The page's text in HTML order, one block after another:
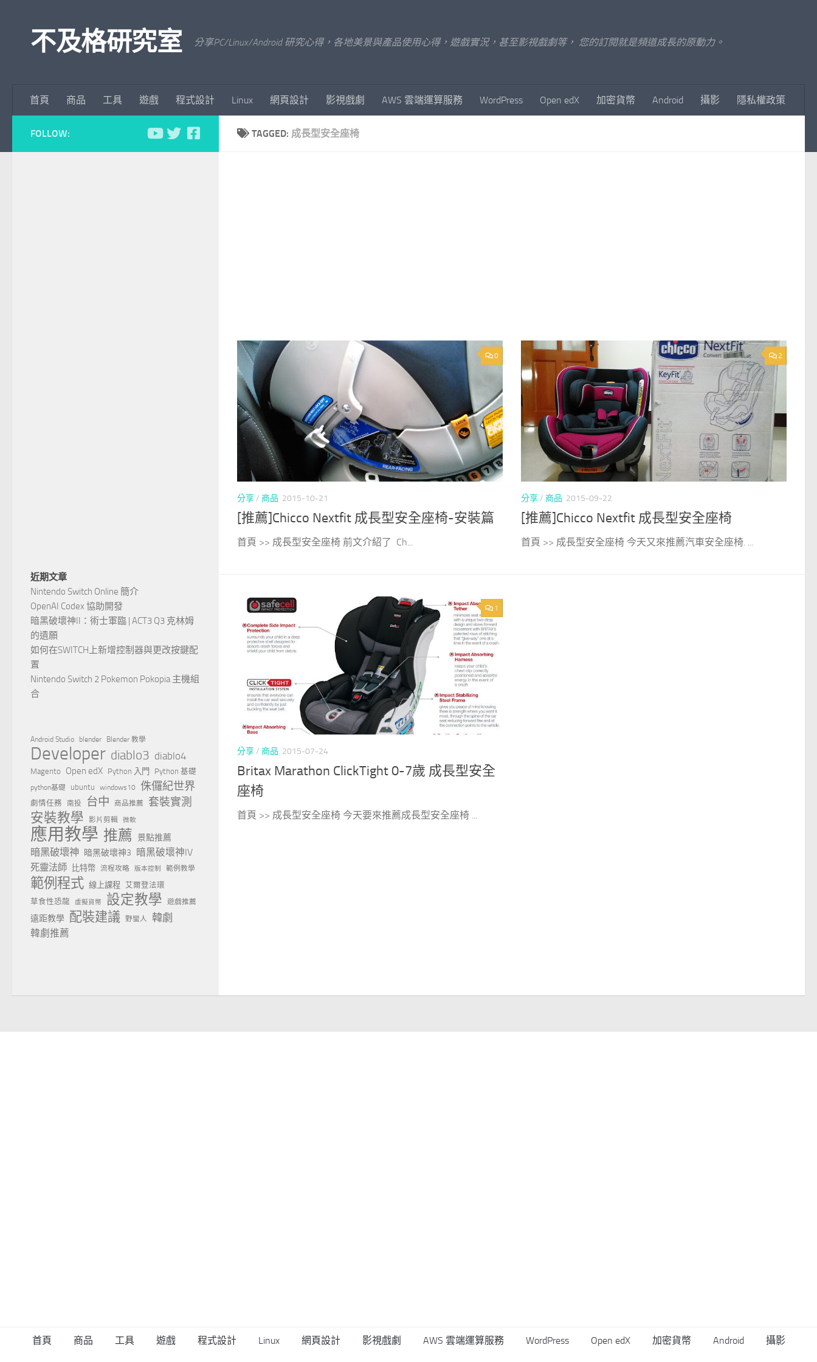
不及格研究室 分享PC/Linux/Android 研究心得，各地美景與產品使用心得，遊戲實況，甚至影視戲劇等， 您的訂閱就是頻道成長的原動力。
首頁 商品 工具 遊戲 程式設計 Linux 網頁設計 影視戲劇 AWS 雲端運算服務 WordPress Open edX 加密貨幣 Android 攝影 隱私權政策
TAGGED: 成長型安全座椅
0
分享/ 商品 2015-10-21
[推薦]Chicco Nextfit 成長型安全座椅-安裝篇
首頁 >> 成長型安全座椅 前文介紹了 Ch...
2
分享/ 商品 2015-09-22
[推薦]Chicco Nextfit 成長型安全座椅
首頁 >> 成長型安全座椅 今天又來推薦汽車安全座椅. ...
1
分享/ 商品 2015-07-24
Britax Marathon ClickTight 0-7歲 成長型安全
座椅
首頁 >> 成長型安全座椅 今天要來推薦成長型安全座椅 ...
FOLLOW:
近期文章
Nintendo Switch Online 簡介
OpenAI Codex 協助開發
暗黑破壞神II：術士軍臨 | ACT3 Q3 克林姆
的遺願
如何在SWITCH上新增控制器與更改按鍵配
置
Nintendo Switch 2 Pokemon Pokopia 主機組
合
Android Studio blender Blender 教學
Developer diablo3 diablo4
Magento Open edX Python 入門 Python 基礎
python基礎 ubuntu windows10 侏儸紀世界
劇情任務 南投 台中 商品推薦 套裝實測
安裝教學 影片剪輯 微軟
應用教學 推薦 景點推薦
暗黑破壞神 暗黑破壞神3 暗黑破壞神IV
死靈法師 比特幣 流程攻略 版本控制 範例教學
範例程式 線上課程
艾爾登法環
草食性恐龍
虛擬貨幣 設定教學 遊戲推薦
遠距教學 配裝建議 野蠻人 韓劇
韓劇推薦
首頁 商品 工具 遊戲 程式設計 Linux 網頁設計 影視戲劇 AWS 雲端運算服務 WordPress Open edX 加密貨幣 Android 攝影